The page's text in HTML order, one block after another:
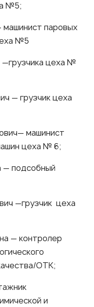
№5;
паровых
№5
—грузчика цеха №
— грузчик цеха
машинист
цеха № 6;
— подсобный
—грузчик цеха
— контролер
ОТК;
и